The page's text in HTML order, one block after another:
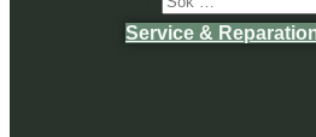
Service &